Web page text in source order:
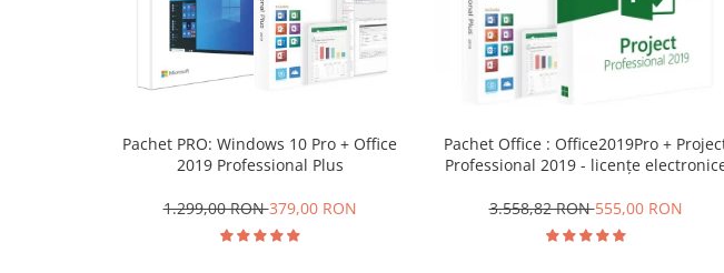
Pachet PRO: Windows 10 Pro + Office
2019 Professional Plus
1.299,00 RON379,00 RON
Pachet Office : Office2019Pro +
Professional 2019 - licențe
3.558,82 RON555,00 RON